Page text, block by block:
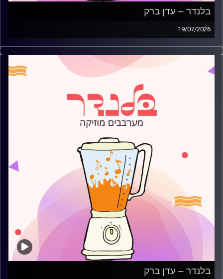
בלנדר – עדן ברק
19/07/2026
מוזיקה קצבית חדשה עם עדן ברק
קרדיט תמונות:
AudioVersity
בלנדר – עדן ברק